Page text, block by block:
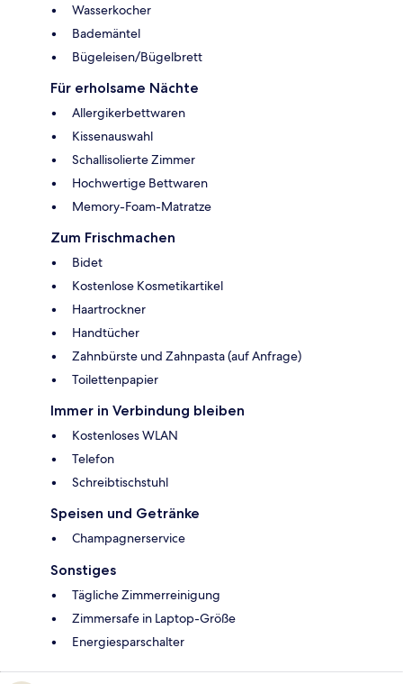
Wasserkocher
Bademäntel
Bügeleisen/Bügelbrett
Für erholsame Nächte
Allergikerbettwaren
Kissenauswahl
Schallisolierte Zimmer
Hochwertige Bettwaren
Memory-Foam-Matratze
Zum Frischmachen
Bidet
Kostenlose Kosmetikartikel
Haartrockner
Handtücher
Zahnbürste und Zahnpasta (auf Anfrage)
Toilettenpapier
Immer in Verbindung bleiben
Kostenloses WLAN
Telefon
Schreibtischstuhl
Speisen und Getränke
Champagnerservice
Sonstiges
Tägliche Zimmerreinigung
Zimmersafe in Laptop-Größe
Energiesparschalter